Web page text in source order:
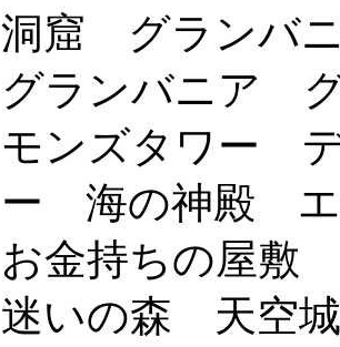
洞窟 グランバ
グランバニア
モンズタワー
ー 海の神殿
お金持ちの屋
迷いの森 天空